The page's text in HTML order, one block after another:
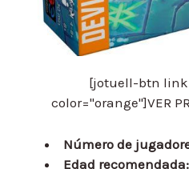
[jotuell-btn
color="orange"]VER
Número de
Edad recomendada: